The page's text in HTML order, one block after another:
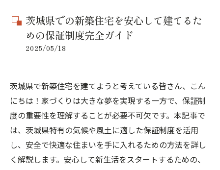
茨城県での新築住宅を安心して建てるた
めの保証制度完全ガイド
2025/05/18
茨城県で新築住宅を建てようと考えている皆さん、こん
にちは！家づくりは大きな夢を実現する一方で、保証制
度の重要性を理解することが必要不可欠です。本記事で
は、茨城県特有の気候や風土に適した保証制度を活用
し、安全で快適な住まいを手に入れるための方法を詳し
く解説します。安心して新生活をスタートするための、